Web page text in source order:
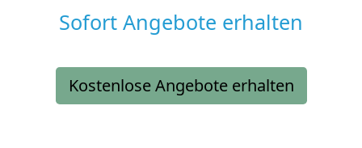
Sofort Angebote erhalten
Kostenlose Angebote erhalten